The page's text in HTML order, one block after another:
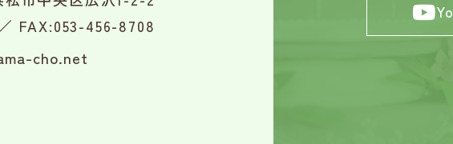
FAX:053-456-8708
cho.net